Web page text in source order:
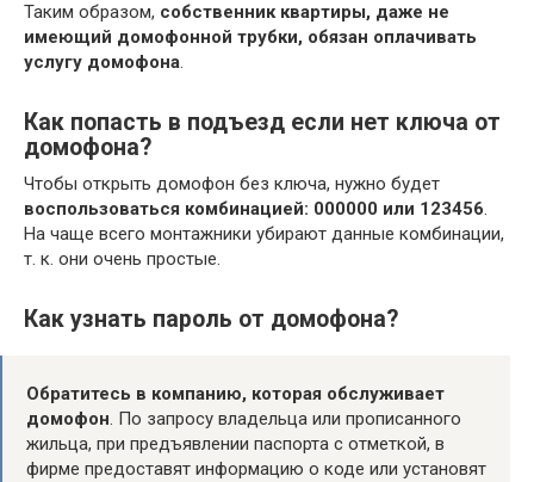
Таким образом, собственник квартиры, даже не
имеющий домофонной трубки, обязан оплачивать
услугу домофона.
Как попасть в подъезд если нет ключа от
домофона?
Чтобы открыть домофон без ключа, нужно будет
воспользоваться комбинацией: 000000 или 123456.
На чаще всего монтажники убирают данные комбинации,
т. к. они очень простые.
Как узнать пароль от домофона?
Обратитесь в компанию, которая обслуживает
домофон. По запросу владельца или прописанного
жильца, при предъявлении паспорта с отметкой, в
фирме предоставят информацию о коде или установят